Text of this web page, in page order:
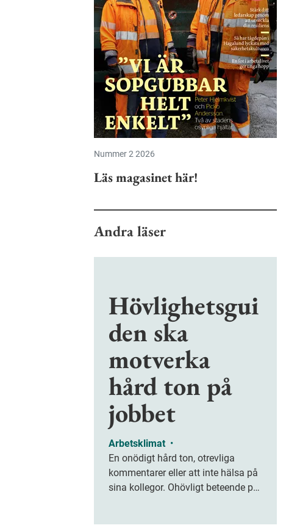
Nummer 2 2026
Läs magasinet här!
Andra läser
Hövlighetsgui
den ska
motverka
hård ton på
jobbet
Arbetsklimat •
En onödigt hård ton, otrevliga
kommentarer eller att inte hälsa på
sina kollegor. Ohövligt beteende på